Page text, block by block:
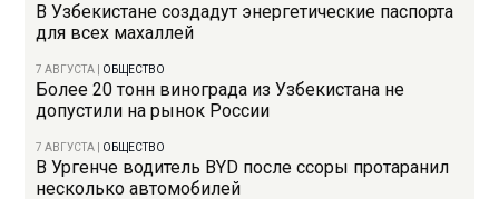
В Узбекистане создадут энергетические паспорта
для всех махаллей
7 АВГУСТА ОБЩЕСТВО
Более 20 тонн винограда из Узбекистана не
допустили на рынок России
7 АВГУСТА ОБЩЕСТВО
В Ургенче водитель BYD после ссоры протаранил
несколько автомобилей